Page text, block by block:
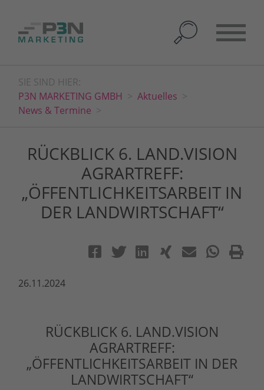
SIE SIND HIER:
P3N MARKETING GMBH
Aktuelles
News & Termine
RÜCKBLICK 6. LAND.VISION
AGRARTREFF:
„ÖFFENTLICHKEITSARBEIT IN
DER LANDWIRTSCHAFT“
26.11.2024
RÜCKBLICK 6. LAND.VISION
AGRARTREFF:
„ÖFFENTLICHKEITSARBEIT IN DER
LANDWIRTSCHAFT“